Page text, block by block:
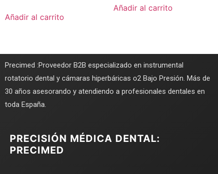
Añadir al carrito
Añadir al carrito
Precimed :Proveedor B2B especializado en instrumental
rotatorio dental y cámaras hiperbáricas o2 Bajo Presión. Más de
30 años asesorando y atendiendo a profesionales dentales en
toda España.
PRECISIÓN MÉDICA DENTAL:
PRECIMED